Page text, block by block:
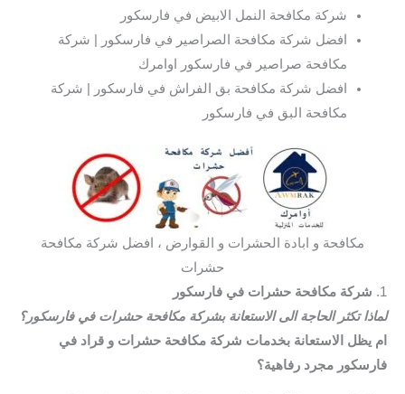
شركة مكافحة النمل الابيض في فارسكور
افضل شركة مكافحة الصراصير في فارسكور | شركة
مكافحة صراصير في فارسكور اوامرك
افضل شركة مكافحة بق الفراش في فارسكور | شركة
مكافحة البق في فارسكور
مكافحة و ابادة الحشرات و القوارض ، افضل شركة مكافحة
حشرات
1.
شركة مكافحة حشرات في فارسكور
لماذا تكثر الحاجة الى الاستعانة بشركة مكافحة حشرات في فارسكور؟
ام يظل الاستعانة بخدمات شركة مكافحة حشرات و قراد في
فارسكور مجرد رفاهية؟